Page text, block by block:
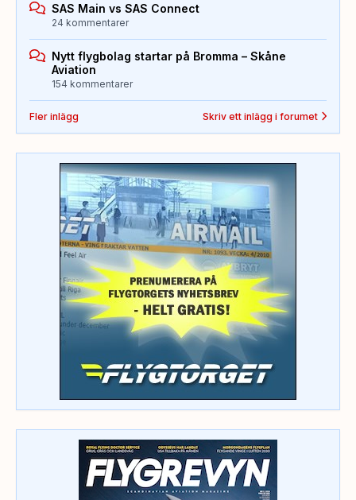
SAS Main vs SAS Connect
24 kommentarer
Nytt flygbolag startar på Bromma – Skåne
Aviation
154 kommentarer
Fler inlägg Skriv ett inlägg i forumet